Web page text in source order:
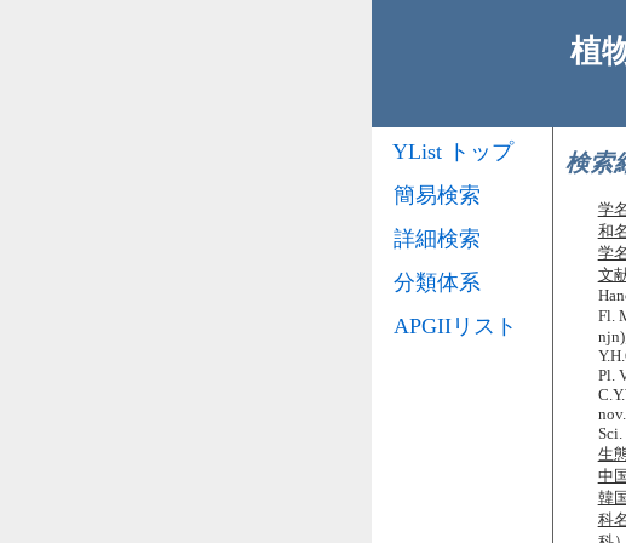
植
検索
学名
和名
学
文
Fl.
Pl.
Sci.
生
中
韓
科名
YList トップ
簡易検索
詳細検索
分類体系
APGIIリスト